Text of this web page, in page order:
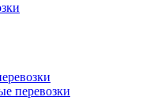
перевозки